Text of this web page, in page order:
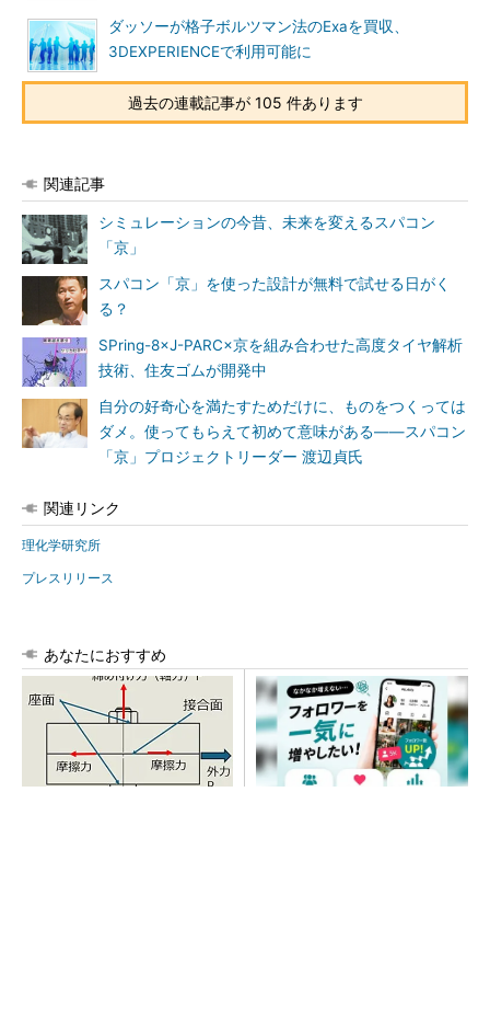
ダッソーが格子ボルツマン法のExaを買収、
3DEXPERIENCEで利用可能に
過去の連載記事が 105 件あります
関連記事
シミュレーションの今昔、未来を変えるスパコン
「京」
スパコン「京」を使った設計が無料で試せる日がく
る？
SPring-8×J-PARC×京を組み合わせた高度タイヤ解析
技術、住友ゴムが開発中
自分の好奇心を満たすためだけに、ものをつくっては
ダメ。使ってもらえて初めて意味がある――スパコン
「京」プロジェクトリーダー 渡辺貞氏
関連リンク
理化学研究所
プレスリリース
あなたにおすすめ